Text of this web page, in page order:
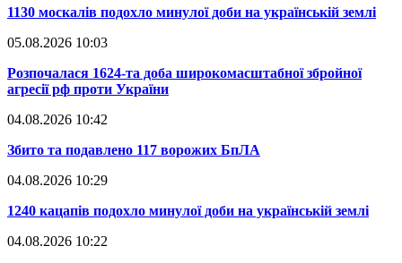
​1130 москалів подохло минулої доби на українській землі
05.08.2026 10:03
​Розпочалася 1624-та доба широкомасштабної збройної
агресії рф проти України
04.08.2026 10:42
​Збито та подавлено 117 ворожих БпЛА
04.08.2026 10:29
​1240 кацапів подохло минулої доби на українській землі
04.08.2026 10:22